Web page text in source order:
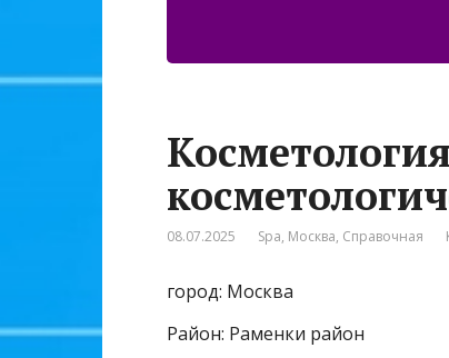
08.07.2025 Spa, Москва, Справочная
город: Москва
Район: Раменки район